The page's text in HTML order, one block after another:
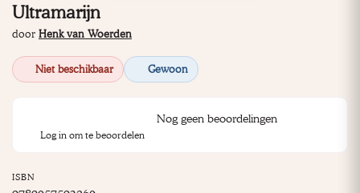
Ultramarijn
door Henk van Woerden
Niet beschikbaar Gewoon
Nog geen beoordelingen
Log in om te beoordelen
ISBN